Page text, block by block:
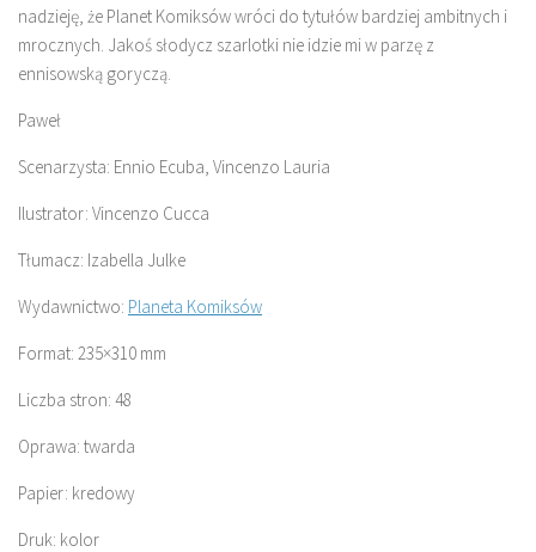
nadzieję, że Planet Komiksów wróci do tytułów bardziej ambitnych i
mrocznych. Jakoś słodycz szarlotki nie idzie mi w parzę z
ennisowską goryczą.
Paweł
Scenarzysta: Ennio Ecuba, Vincenzo Lauria
Ilustrator: Vincenzo Cucca
Tłumacz: Izabella Julke
Wydawnictwo: Planeta Komiksów
Format: 235×310 mm
Liczba stron: 48
Oprawa: twarda
Papier: kredowy
Druk: kolor